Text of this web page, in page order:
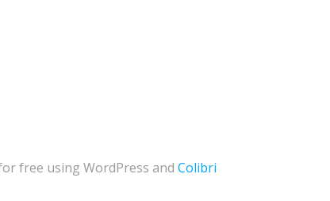
free using WordPress and Colibri